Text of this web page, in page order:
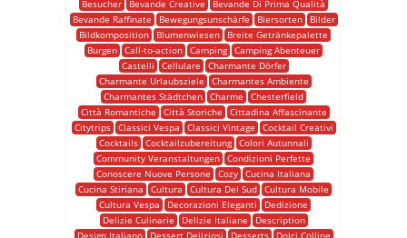
Besucher Bevande Creative
Bevande Di Prima Qualità
Bevande Raffinate
Bewegungsunschärfe Biersorten
Bilder
Bildkomposition
Blumenwiesen
Breite Getränkepalette
Burgen Call-to-action Camping Camping Abenteuer
Castelli
Cellulare
Charmante Dörfer
Charmante Urlaubsziele
Charmantes Ambiente
Charmantes Städtchen Charme
Chesterfield
Città Romantiche
Città Storiche
Cittadina Affascinante
Citytrips
Classici Vespa Classici Vintage
Cocktail Creativi
Cocktails
Cocktailzubereitung
Colori Autunnali
Community Veranstaltungen Condizioni Perfette
Conoscere Nuove Persone
Cozy Cucina Italiana
Cucina Stiriana
Cultura Cultura Del Sud Cultura Mobile
Cultura Vespa
Decorazioni Eleganti
Dedizione
Delizie Culinarie
Delizie Italiane
Description
Design Italiano
Dessert Deliziosi Desserts
Dolci Colline